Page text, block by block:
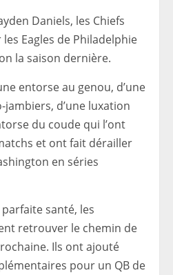
Daniels, les Chiefs
Eagles de Philadelphie
la saison dernière.
entorse au genou, d’une
d’une luxation
du coude qui l’ont
et ont fait dérailler
en séries
santé, les
retrouver le chemin de
Ils ont ajouté
pour un QB de